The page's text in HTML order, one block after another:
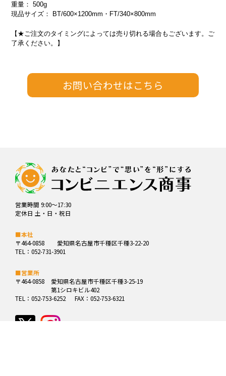
重量： 500g
現品サイズ： BT/600×1200mm・FT/340×800mm
【★ご注文のタイミングによっては売り切れる場合もございます。ご
了承ください。】
営業時間 9:00～17:30
定休日 土・日・祝日
■本社
〒464-0858
愛知県名古屋市千種区千種3-22-20
TEL：052-731-3901
■営業所
〒464-0858
愛知県名古屋市千種区千種3-25-19
第1シロキビル402
TEL：052-753-6252
FAX：052-753-6321